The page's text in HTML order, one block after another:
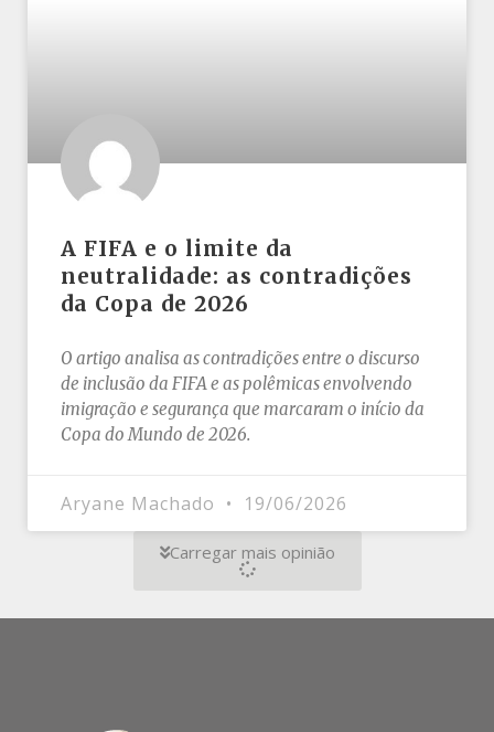
A FIFA e o limite da
neutralidade: as contradições
da Copa de 2026
O artigo analisa as contradições entre o discurso
de inclusão da FIFA e as polêmicas envolvendo
imigração e segurança que marcaram o início da
Copa do Mundo de 2026.
Aryane Machado 19/06/2026
Carregar mais opinião